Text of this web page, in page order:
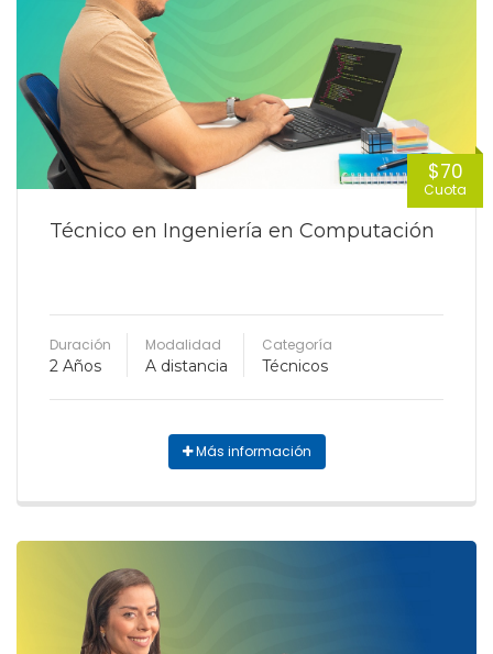
Técnico en Ingeniería en Computación
$70
Cuota
Duración
2 Años
Modalidad
A distancia
Categoría
Técnicos
Más información